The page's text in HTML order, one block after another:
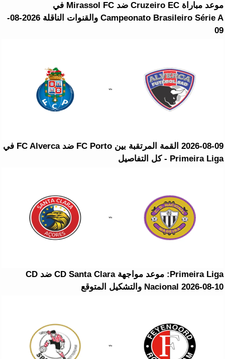
موعد مباراة Cruzeiro EC ضد Mirassol FC في
Campeonato Brasileiro Série A والقنوات الناقلة 2026-08-
09
2026-08-09 القمة المرتقبة بين FC Porto ضد FC Alverca في
Primeira Liga - كل التفاصيل
Primeira Liga: موعد مواجهة CD Santa Clara ضد CD
Nacional 2026-08-10 والتشكيل المتوقع